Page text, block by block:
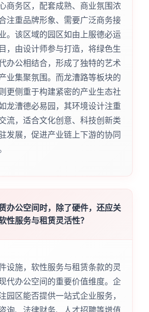
商务区，配套成熟、商业氛围浓
注重品牌形象、需要广泛商务接
。该区域的园区如由上服德必运
，由设计师参与打造，将绿色生
办公相结合，形成了独特的艺术
业集聚氛围。而龙漕路等板块的
更侧重于构建紧密的产业生态社
龙漕德必易园，其环境设计注重
流，适合文化创意、科技创新类
发展，促进产业链上下游的协同
办公空间时，除了硬件，还应关
性服务与租赁灵活性？
设施，软性服务与租赁条款的灵
代办公空间的重要价值维度。企
园区能否提供一站式企业服务，